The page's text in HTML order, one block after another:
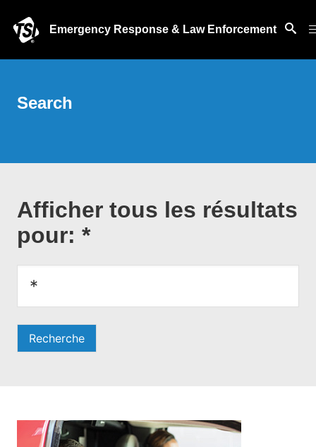
Emergency Response & Law Enforcement
Search
Afficher tous les résultats
pour: *
Recherche